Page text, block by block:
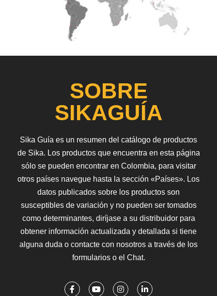
SOBRE
SIKAGUÍA
Sika Guía es un resumen del catálogo de productos
de Sika. Los productos que encuentra en esta página
sólo se pueden encontrar en Colombia, para visitar
otros países navegue hasta la sección «Países». Los
datos publicados sobre los productos son
susceptibles de variación y no pueden ser tomados
como determinantes, diríjase a su distribuidor para
obtener información actualizada y detallada si tiene
alguna duda o contacte con nosotros a través de los
formularios o el Chat.